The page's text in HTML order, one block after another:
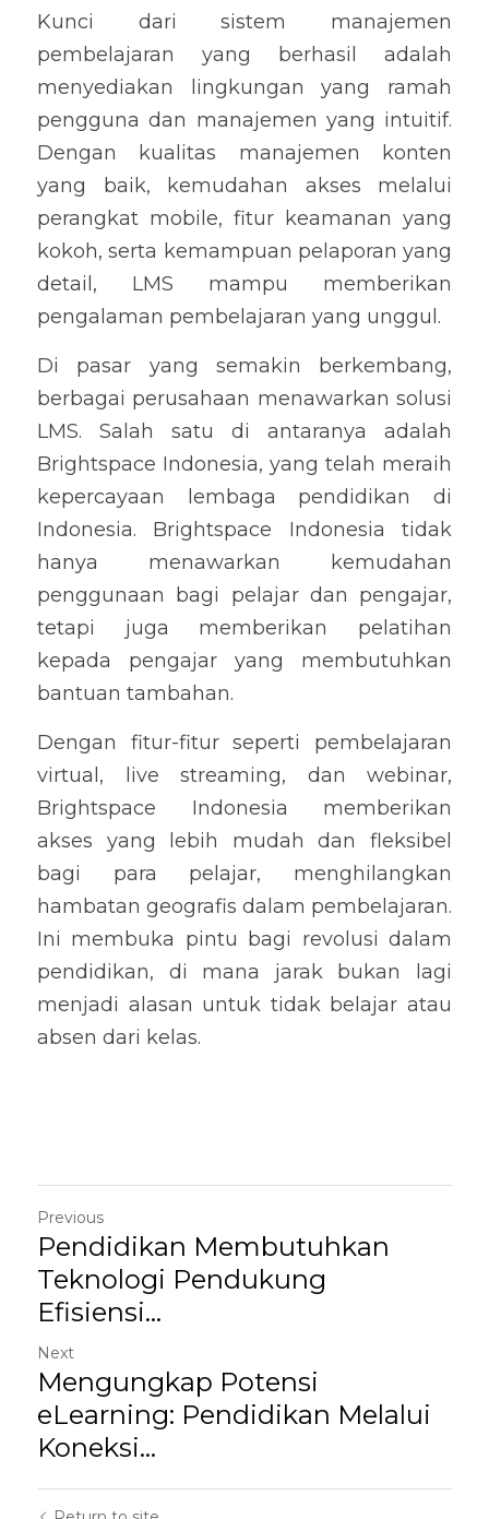
Kunci dari sistem manajemen
pembelajaran yang berhasil adalah
menyediakan lingkungan yang ramah
pengguna dan manajemen yang intuitif.
Dengan kualitas manajemen konten
yang baik, kemudahan akses melalui
perangkat mobile, fitur keamanan yang
kokoh, serta kemampuan pelaporan yang
detail, LMS mampu memberikan
pengalaman pembelajaran yang unggul.
Di pasar yang semakin berkembang,
berbagai perusahaan menawarkan solusi
LMS. Salah satu di antaranya adalah
Brightspace Indonesia, yang telah meraih
kepercayaan lembaga pendidikan di
Indonesia. Brightspace Indonesia tidak
hanya menawarkan kemudahan
penggunaan bagi pelajar dan pengajar,
tetapi juga memberikan pelatihan
kepada pengajar yang membutuhkan
bantuan tambahan.
Dengan fitur-fitur seperti pembelajaran
virtual, live streaming, dan webinar,
Brightspace Indonesia memberikan
akses yang lebih mudah dan fleksibel
bagi para pelajar, menghilangkan
hambatan geografis dalam pembelajaran.
Ini membuka pintu bagi revolusi dalam
pendidikan, di mana jarak bukan lagi
menjadi alasan untuk tidak belajar atau
absen dari kelas.
Previous
Pendidikan Membutuhkan
Teknologi Pendukung
Efisiensi...
Next
Mengungkap Potensi
eLearning: Pendidikan Melalui
Koneksi...